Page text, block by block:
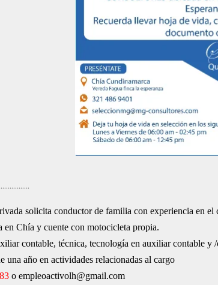
solicita conductor de familia con experiencia en
Chía y cuente con motocicleta propia.
contable, técnica, tecnología en auxiliar contable y
una año en actividades relacionadas al cargo
o empleoactivolh@gmail.com